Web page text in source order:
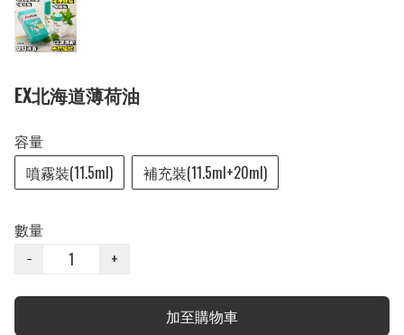
EX北海道薄荷油
容量
噴霧裝(11.5ml)
補充裝(11.5ml+20ml)
數量
−
+
加至購物車